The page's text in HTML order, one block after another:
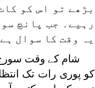
بڑھے تو اس کو
رہیے۔ جب پانچ
یہ وقت کا سوال
شام کے وقت سورج
کو پوری رات تک